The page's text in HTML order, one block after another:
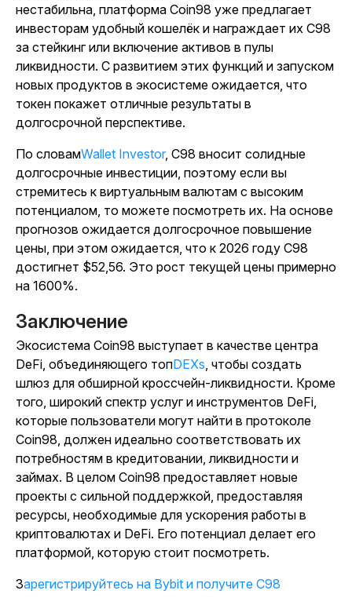
нестабильна, платформа Coin98 уже предлагает
инвесторам удобный кошелёк и награждает их C98
за стейкинг или включение активов в пулы
ликвидности. С развитием этих функций и запуском
новых продуктов в экосистеме ожидается, что
токен покажет отличные результаты в
долгосрочной перспективе.
По словамWallet Investor, C98 вносит солидные
долгосрочные инвестиции, поэтому если вы
стремитесь к виртуальным валютам с высоким
потенциалом, то можете посмотреть их. На основе
прогнозов ожидается долгосрочное повышение
цены, при этом ожидается, что к 2026 году C98
достигнет $52,56. Это рост текущей цены примерно
на 1600%.
Заключение
Экосистема Coin98 выступает в качестве центра
DeFi, объединяющего топDEXs , чтобы создать
шлюз для обширной кроссчейн-ликвидности. Кроме
того, широкий спектр услуг и инструментов DeFi,
которые пользователи могут найти в протоколе
Coin98, должен идеально соответствовать их
потребностям в кредитовании, ликвидности и
займах. В целом Coin98 предоставляет новые
проекты с сильной поддержкой, предоставляя
ресурсы, необходимые для ускорения работы в
криптовалютах и DeFi. Его потенциал делает его
платформой, которую стоит посмотреть.
Зарегистрируйтесь на Bybit и получите C98